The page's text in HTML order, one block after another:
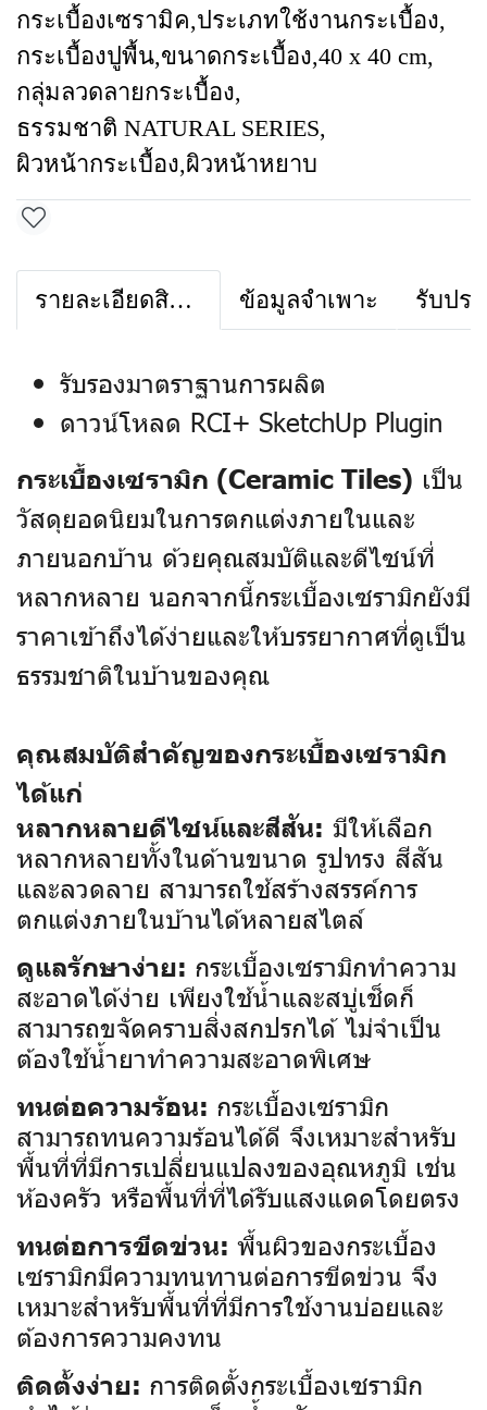
กระเบื้องเซรามิค,ประเภทใช้งานกระเบื้อง,
กระเบื้องปูพื้น,ขนาดกระเบื้อง,40 x 40 cm,
กลุ่มลวดลายกระเบื้อง,
ธรรมชาติ NATURAL SERIES,
ผิวหน้ากระเบื้อง,ผิวหน้าหยาบ
รายละเอียดสินค้า ข้อมูลจำเพาะ รับปร
รับรองมาตราฐานการผลิต
ดาวน์โหลด RCI+ SketchUp Plugin
กระเบื้องเซรามิก (Ceramic Tiles) เป็น
วัสดุยอดนิยมในการตกแต่งภายในและ
ภายนอกบ้าน ด้วยคุณสมบัติและดีไซน์ที่
หลากหลาย นอกจากนี้กระเบื้องเซรามิกยังมี
ราคาเข้าถึงได้ง่ายและให้บรรยากาศที่ดูเป็น
ธรรมชาติในบ้านของคุณ
คุณสมบัติสำคัญของกระเบื้องเซรามิก
ได้แก่
หลากหลายดีไซน์และสีสัน: มีให้เลือก
หลากหลายทั้งในด้านขนาด รูปทรง สีสัน
และลวดลาย สามารถใช้สร้างสรรค์การ
ตกแต่งภายในบ้านได้หลายสไตล์
ดูแลรักษาง่าย: กระเบื้องเซรามิกทำความ
สะอาดได้ง่าย เพียงใช้น้ำและสบู่เช็ดก็
สามารถขจัดคราบสิ่งสกปรกได้ ไม่จำเป็น
ต้องใช้น้ำยาทำความสะอาดพิเศษ
ทนต่อความร้อน: กระเบื้องเซรามิก
สามารถทนความร้อนได้ดี จึงเหมาะสำหรับ
พื้นที่ที่มีการเปลี่ยนแปลงของอุณหภูมิ เช่น
ห้องครัว หรือพื้นที่ที่ได้รับแสงแดดโดยตรง
ทนต่อการขีดข่วน: พื้นผิวของกระเบื้อง
เซรามิกมีความทนทานต่อการขีดข่วน จึง
เหมาะสำหรับพื้นที่ที่มีการใช้งานบ่อยและ
ต้องการความคงทน
ติดตั้งง่าย: การติดตั้งกระเบื้องเซรามิก